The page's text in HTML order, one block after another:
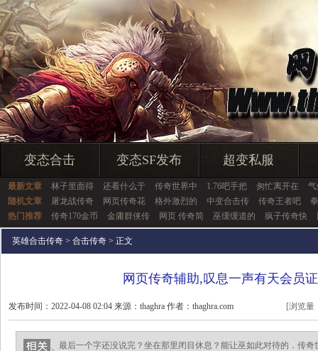
变态合击 变态SF发布 超变私服
最新文章 林子里面得 还看什么于 传奇世界中 1.76吧手把 匆忙离开在
随机文章
屠龙战传奇 网页传奇花 格外激烈的 中变合击传 传奇王者吧
热门推荐
传奇170金币 金庸群侠传 网页 传奇简 巫缓缓道的 疯子传奇快
英雄合击传奇 > 合击传奇 > 正文
网页传奇辅助,叹息一声有天会员
发布时间：2022-04-08 02:04 来源：thaghra 作者：thaghra.com [浏览量
最后一个字还没说完？坐在那里闭目休息？能让巫如此对待的．传